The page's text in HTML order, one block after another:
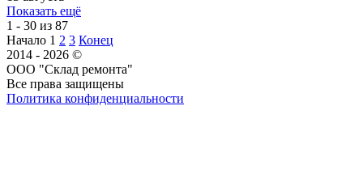
Показать ещё
1 - 30 из 87
Начало 1 2 3 Конец
2014 - 2026 ©
ООО "Склад ремонта"
Все права защищены
Политика конфиденциальности